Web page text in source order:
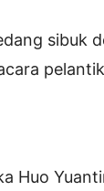
sibuk
Huo